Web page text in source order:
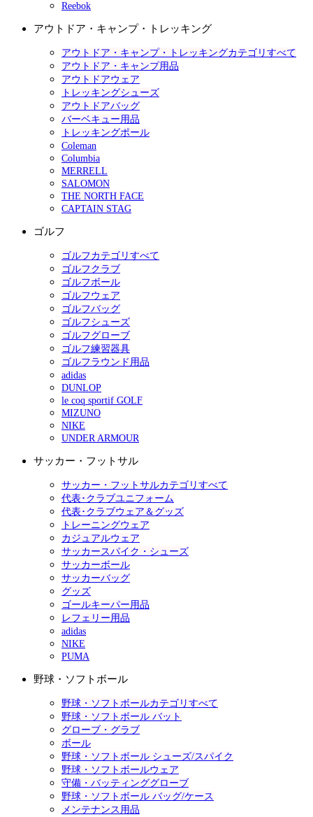
Reebok
アウトドア・キャンプ・トレッキング
アウトドア・キャンプ・トレッキングカテゴリすべて
アウトドア・キャンプ用品
アウトドアウェア
トレッキングシューズ
アウトドアバッグ
バーベキュー用品
トレッキングポール
Coleman
Columbia
MERRELL
SALOMON
THE NORTH FACE
CAPTAIN STAG
ゴルフ
ゴルフカテゴリすべて
ゴルフクラブ
ゴルフボール
ゴルフウェア
ゴルフバッグ
ゴルフシューズ
ゴルフグローブ
ゴルフ練習器具
ゴルフラウンド用品
adidas
DUNLOP
le coq sportif GOLF
MIZUNO
NIKE
UNDER ARMOUR
サッカー・フットサル
サッカー・フットサルカテゴリすべて
代表･クラブユニフォーム
代表･クラブウェア＆グッズ
トレーニングウェア
カジュアルウェア
サッカースパイク・シューズ
サッカーボール
サッカーバッグ
グッズ
ゴールキーパー用品
レフェリー用品
adidas
NIKE
PUMA
野球・ソフトボール
野球・ソフトボールカテゴリすべて
野球・ソフトボール バット
グローブ・グラブ
ボール
野球・ソフトボール シューズ/スパイク
野球・ソフトボールウェア
守備・バッティンググローブ
野球・ソフトボール バッグ/ケース
メンテナンス用品